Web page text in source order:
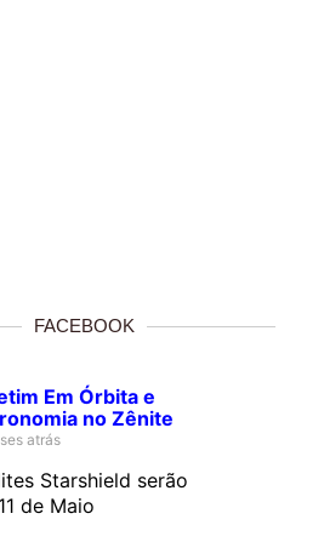
FACEBOOK
Em Órbita e
no Zênite
atrás
Starshield serão
de Maio